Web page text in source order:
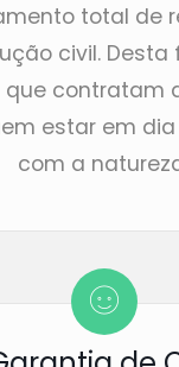
total de
civil. Desta
que contratam
estar em
com a